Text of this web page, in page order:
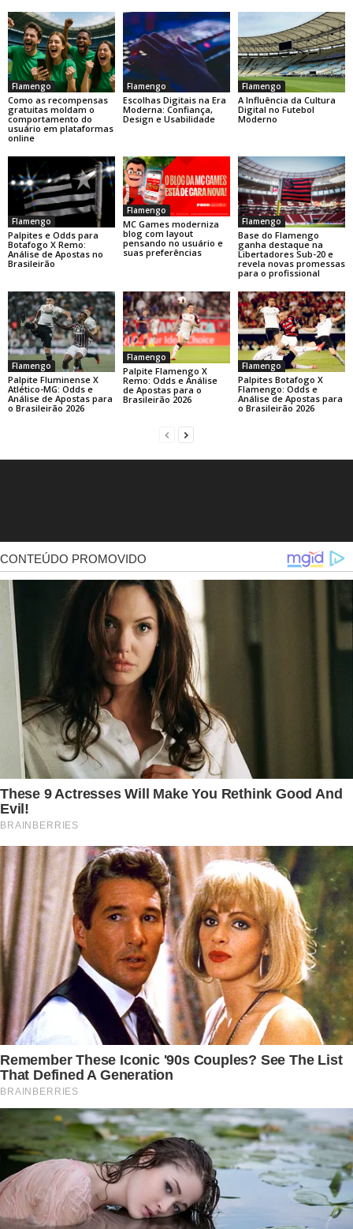
Flamengo
Como as recompensas
gratuitas moldam o
comportamento do
usuário em plataformas
online
Flamengo
Escolhas Digitais na Era
Moderna: Confiança,
Design e Usabilidade
Flamengo
A Influência da Cultura
Digital no Futebol
Moderno
Flamengo
Palpites e Odds para
Botafogo X Remo:
Análise de Apostas no
Brasileirão
Flamengo
MC Games moderniza
blog com layout
pensando no usuário e
suas preferências
Flamengo
Base do Flamengo
ganha destaque na
Libertadores Sub-20 e
revela novas promessas
para o profissional
Flamengo
Palpite Fluminense X
Atlético-MG: Odds e
Análise de Apostas para
o Brasileirão 2026
Flamengo
Palpite Flamengo X
Remo: Odds e Análise
de Apostas para o
Brasileirão 2026
Flamengo
Palpites Botafogo X
Flamengo: Odds e
Análise de Apostas para
o Brasileirão 2026